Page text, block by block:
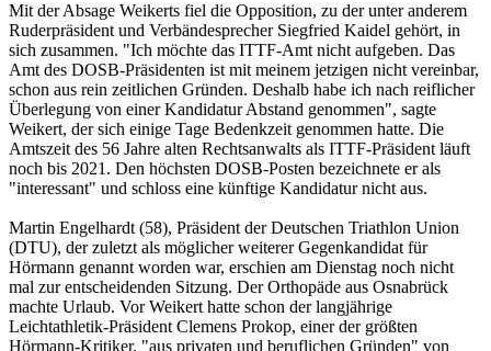
Mit der Absage Weikerts fiel die Opposition, zu der unter anderem
Ruderpräsident und Verbändesprecher Siegfried Kaidel gehört, in
sich zusammen. "Ich möchte das ITTF-Amt nicht aufgeben. Das
Amt des DOSB-Präsidenten ist mit meinem jetzigen nicht vereinbar,
schon aus rein zeitlichen Gründen. Deshalb habe ich nach reiflicher
Überlegung von einer Kandidatur Abstand genommen", sagte
Weikert, der sich einige Tage Bedenkzeit genommen hatte. Die
Amtszeit des 56 Jahre alten Rechtsanwalts als ITTF-Präsident läuft
noch bis 2021. Den höchsten DOSB-Posten bezeichnete er als
"interessant" und schloss eine künftige Kandidatur nicht aus.
Martin Engelhardt (58), Präsident der Deutschen Triathlon Union
(DTU), der zuletzt als möglicher weiterer Gegenkandidat für
Hörmann genannt worden war, erschien am Dienstag noch nicht
mal zur entscheidenden Sitzung. Der Orthopäde aus Osnabrück
machte Urlaub. Vor Weikert hatte schon der langjährige
Leichtathletik-Präsident Clemens Prokop, einer der größten
Hörmann-Kritiker, "aus privaten und beruflichen Gründen" von